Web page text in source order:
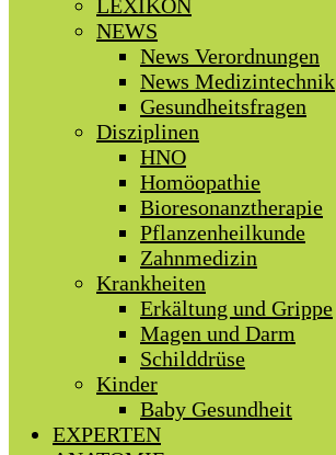
LEXIKON
NEWS
News Verordnungen
News Medizintechnik
Gesundheitsfragen
Disziplinen
HNO
Homöopathie
Bioresonanztherapie
Pflanzenheilkunde
Zahnmedizin
Krankheiten
Erkältung und Grippe
Magen und Darm
Schilddrüse
Kinder
Baby Gesundheit
EXPERTEN